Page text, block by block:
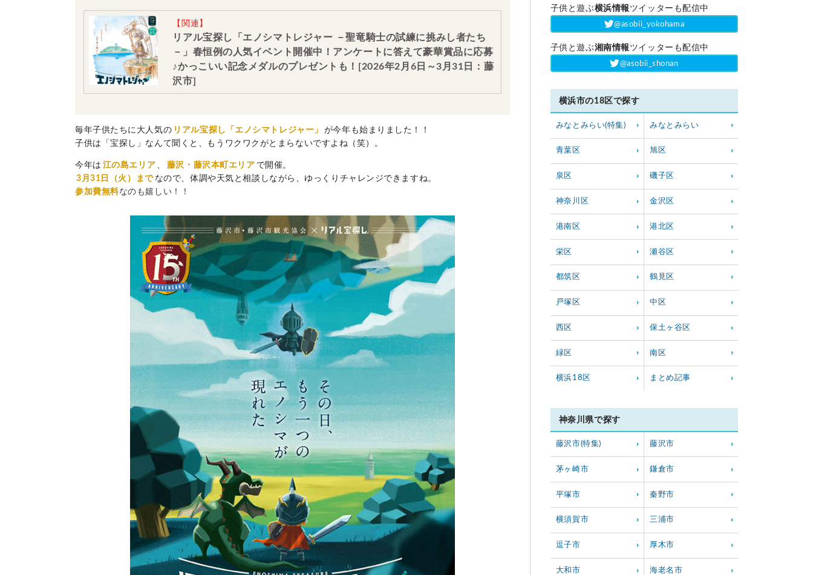
【関連】
リアル宝探し「エノシマトレジャー －聖竜騎士の試練に挑みし者たち
－」春恒例の人気イベント開催中！アンケートに答えて豪華賞品に応募
♪かっこいい記念メダルのプレゼントも！[2026年2月6日～3月31日：藤
沢市]
毎年子供たちに大人気の リアル宝探し「エノシマトレジャー」
が今年も始まりました！！
子供は「宝探し」なんて聞くと、もうワクワクがとまらないですよね（笑）。
今年は 江の島エリア 、 藤沢・藤沢本町エリア で開催。
3月31日（火）まで なので、体調や天気と相談しながら、ゆっくりチャレンジできますね。
参加費無料なのも嬉しい！！
子供と遊ぶ横浜情報 ツイッターも配信中
‎@asobii_yokohama
子供と遊ぶ湘南情報 ツイッターも配信中
‎@asobii_shonan
横浜市の18区で探す
みなとみらい(特集) みなとみらい
青葉区 旭区
泉区 磯子区
神奈川区 金沢区
港南区 港北区
栄区 瀬谷区
都筑区 鶴見区
戸塚区 中区
西区 保土ヶ谷区
緑区 南区
横浜18区 まとめ記事
神奈川県で探す
藤沢市(特集) 藤沢市
茅ヶ崎市 鎌倉市
平塚市 秦野市
横須賀市 三浦市
逗子市 厚木市
大和市 海老名市